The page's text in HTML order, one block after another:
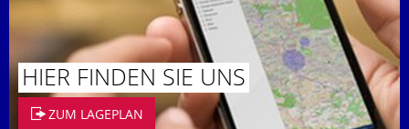
HIER FINDEN SIE UNS
ZUM LAGEPLAN